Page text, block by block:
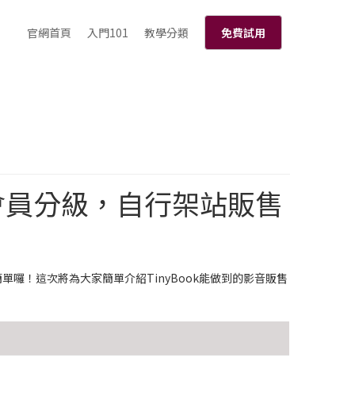
官網首頁 入門101 教學分類 免費試用
分級，自行架站販售
囉！這次將為大家簡單介紹TinyBook能做到的影音販售